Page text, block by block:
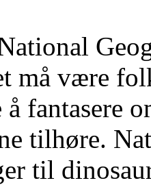
må være
fantasere
tilhøre.
til